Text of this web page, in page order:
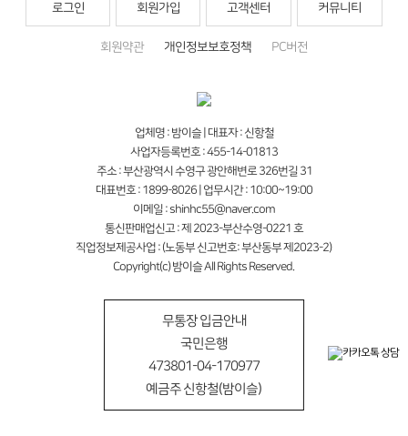
로그인 회원가입 고객센터 커뮤니티
회원약관 개인정보보호정책 PC버전
업체명 : 밤이슬 | 대표자 : 신항철
사업자등록번호 : 455-14-01813
주소 : 부산광역시 수영구 광안해변로 326번길 31
대표번호 : 1899-8026 | 업무시간 : 10:00~19:00
이메일 : shinhc55@naver.com
통신판매업신고 : 제 2023-부산수영-0221 호
직업정보제공사업 : (노동부 신고번호: 부산동부 제2023-2)
Copyright(c) 밤이슬 All Rights Reserved.
무통장 입금안내
국민은행
473801-04-170977
예금주 신항철(밤이슬)